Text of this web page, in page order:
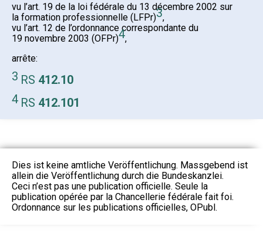
vu l’art. 19 de la loi fédérale du 13 décembre 2002 sur
la formation professionnelle (LFPr)3,
vu l’art. 12 de l’ordonnance correspondante du
19 novembre 2003 (OFPr)4,
arrête:
3 RS 412.10
4 RS 412.101
Dies ist keine amtliche Veröffentlichung. Massgebend ist
allein die Veröffentlichung durch die Bundeskanzlei.
Ceci n’est pas une publication officielle. Seule la
publication opérée par la Chancellerie fédérale fait foi.
Ordonnance sur les publications officielles, OPubl.